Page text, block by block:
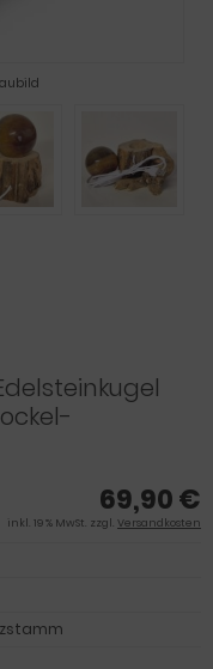
69,90 €
inkl. 19 % MwSt. zzgl. Versandkosten